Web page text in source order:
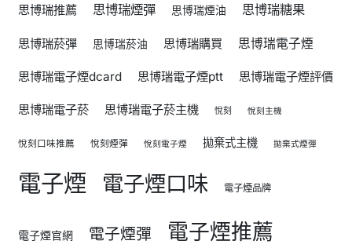
思博瑞推薦 思博瑞煙彈 思博瑞煙油 思博瑞糖果
思博瑞菸彈 思博瑞菸油 思博瑞購買 思博瑞電子煙
思博瑞電子煙dcard 思博瑞電子煙ptt 思博瑞電子煙評價
思博瑞電子菸 思博瑞電子菸主機 悅刻 悅刻主機
悅刻口味推薦 悅刻煙彈 悅刻電子煙 拋棄式主機 拋棄式煙彈
電子煙 電子煙口味 電子煙品牌
電子煙官網 電子煙彈 電子煙推薦